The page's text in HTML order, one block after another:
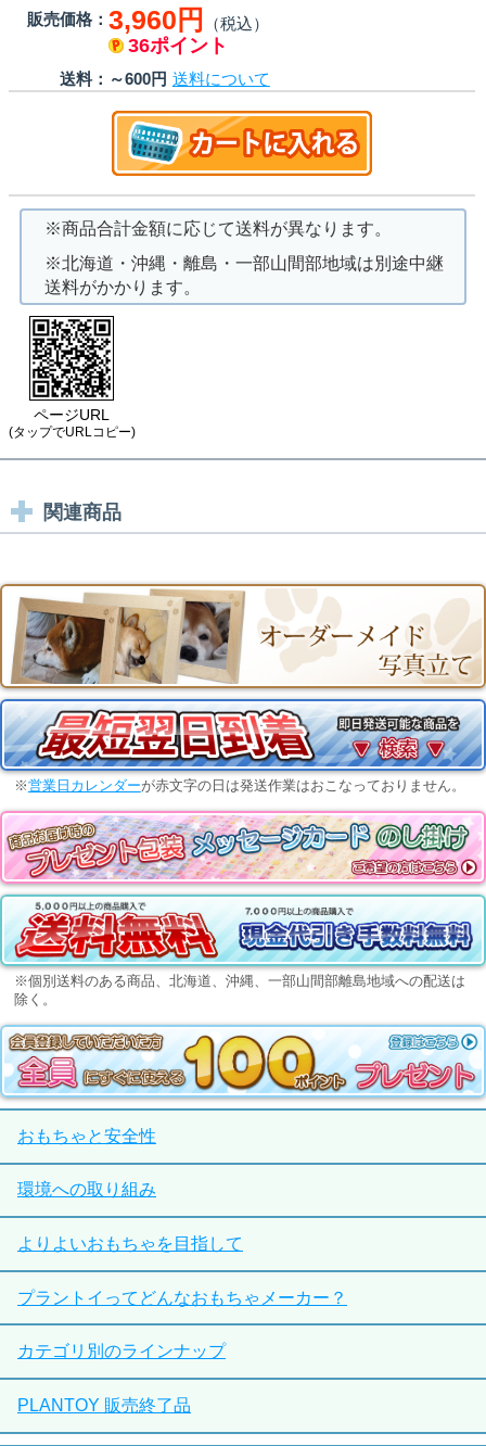
販売価格： 3,960円 （税込）
36ポイント
送料： ～600円 送料について
※商品合計金額に応じて送料が異なります。
※北海道・沖縄・離島・一部山間部地域は別途中継
送料がかかります。
ページURL
(タップでURLコピー)
関連商品
※営業日カレンダーが赤文字の日は発送作業はおこなっておりません。
※個別送料のある商品、北海道、沖縄、一部山間部離島地域への配送は
除く。
おもちゃと安全性
環境への取り組み
よりよいおもちゃを目指して
プラントイってどんなおもちゃメーカー？
カテゴリ別のラインナップ
PLANTOY 販売終了品